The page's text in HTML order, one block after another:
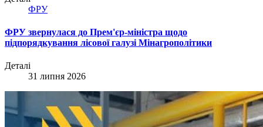
ФРУ
ФРУ звернулася до Прем'єр-міністра щодо
підпорядкування лісової галузі Мінагрополітики
Деталі
31 липня 2026